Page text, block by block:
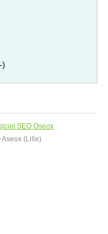
)
SEO Oseox
Aseox (Lille)